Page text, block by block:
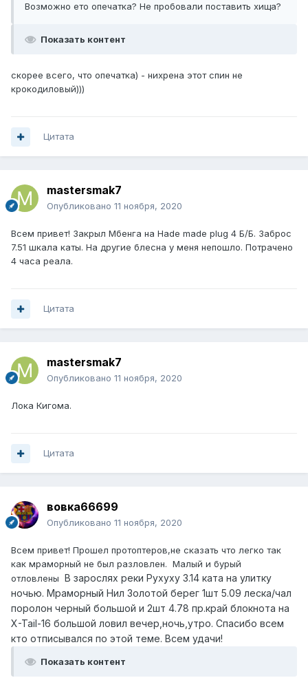
Возможно ето опечатка? Не пробовали поставить хища?
Показать контент
скорее всего, что опечатка) - нихрена этот спин не
крокодиловый)))
Цитата
mastersmak7
Опубликовано 11 ноября, 2020
Всем привет! Закрыл Мбенга на Hade made plug 4 Б/Б. Заброс
7.51 шкала каты. На другие блесна у меня непошло. Потрачено
4 часа реала.
Цитата
mastersmak7
Опубликовано 11 ноября, 2020
Лока Кигома.
Цитата
вовка66699
Опубликовано 11 ноября, 2020
Всем привет! Прошел протоптеров,не сказать что легко так
как мраморный не был разловлен. Малый и бурый
отловлены В зарослях реки Рухуху 3.14 ката на улитку
ночью. Мраморный Нил Золотой берег 1шт 5.09 леска/чал
поролон черный большой и 2шт 4.78 пр.край блокнота на
X-Tail-16 большой ловил вечер,ночь,утро. Спасибо всем
кто отписывался по этой теме. Всем удачи!
Показать контент